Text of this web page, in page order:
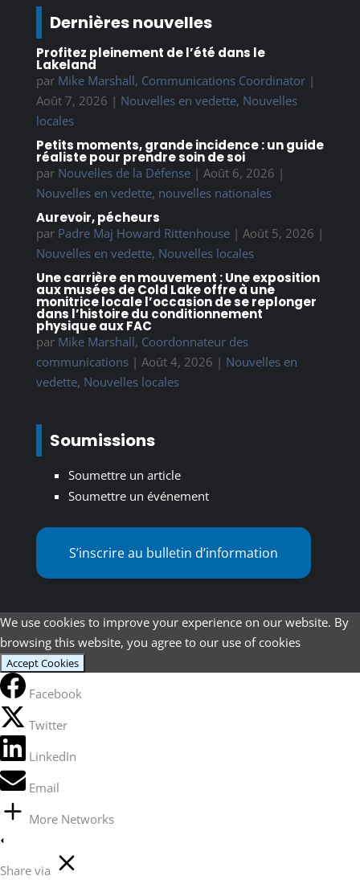
Dernières nouvelles
Profitez pleinement de l’été dans le
Lakeland
par Mike Marshall, Communications Coordinator|
Août 7, 2026 | Nouvelles en vedette, Nouvelles
locales
Petits moments, grande incidence : un guide
réaliste pour prendre soin de soi
par Nouvelles de la Défense| Août 6, 2026 |
Nouvelles en vedette, nouvelles nationales
Aurevoir, pécheurs
par Padre Maj Howard Rittenhouse| Août 5, 2026 |
Nouvelles en vedette, Nouvelles locales
Une carrière en mouvement : Une exposition
aux musées de Cold Lake offre à une
monitrice locale l’occasion de se replonger
dans l’histoire du conditionnement
physique aux FAC
par Mike Marshall, Coordonnateur des
communications| Août 4, 2026 | Nouvelles en
vedette, Nouvelles locales
Soumissions
Soumettre un article
Soumettre un événement
S’inscrire au bulletin d’information
We use cookies to improve your experience on our website. By
browsing this website, you agree to our use of cookies
Accept Cookies
Facebook
Twitter
LinkedIn
Email
More Networks
Share via